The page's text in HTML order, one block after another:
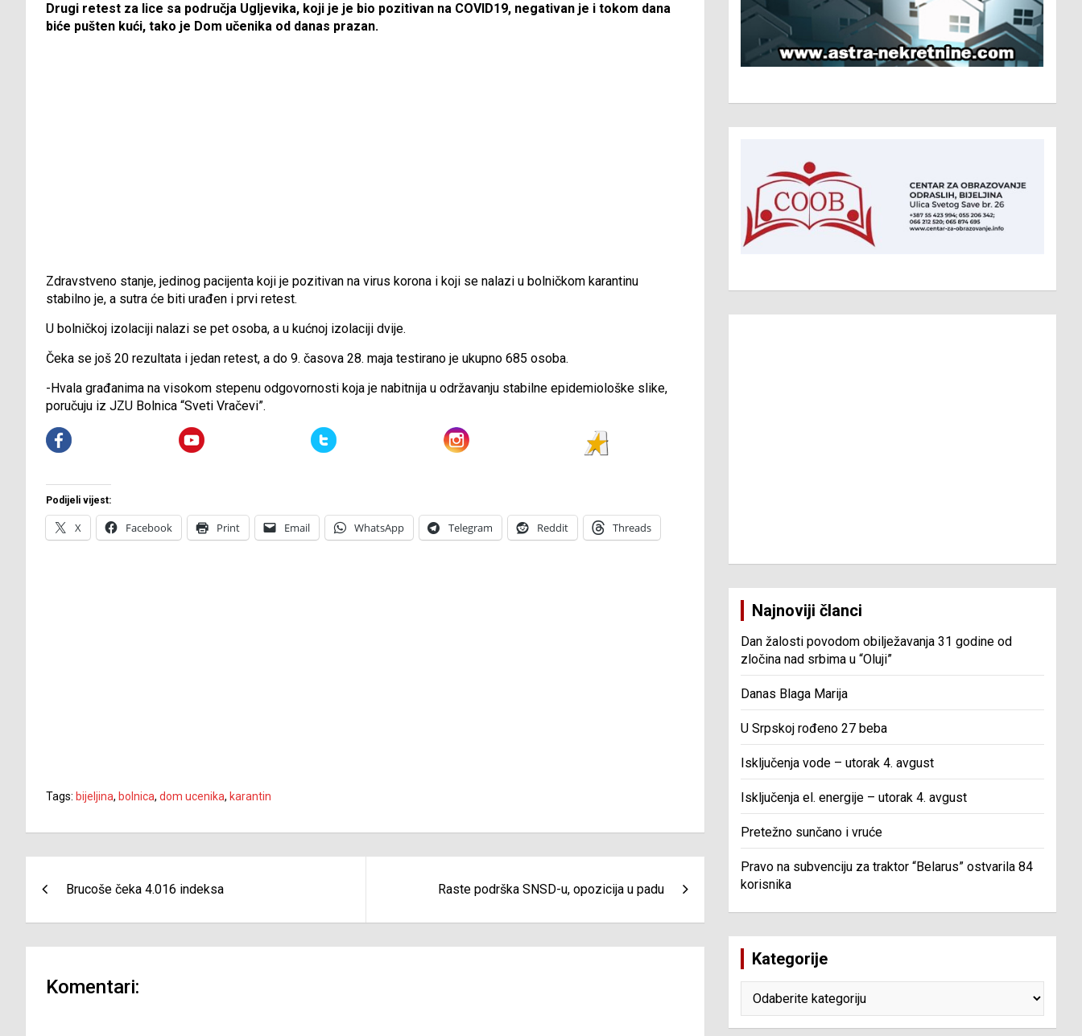
Drugi retest za lice sa područja Ugljevika, koji je je bio pozitivan na COVID19, negativan je i tokom dana
biće pušten kući, tako je Dom učenika od danas prazan.
Zdravstveno stanje, jedinog pacijenta koji je pozitivan na virus korona i koji se nalazi u bolničkom karantinu
stabilno je, a sutra će biti urađen i prvi retest.
U bolničkoj izolaciji nalazi se pet osoba, a u kućnoj izolaciji dvije.
Čeka se još 20 rezultata i jedan retest, a do 9. časova 28. maja testirano je ukupno 685 osoba.
-Hvala građanima na visokom stepenu odgovornosti koja je nabitnija u održavanju stabilne epidemiološke slike,
poručuju iz JZU Bolnica “Sveti Vračevi”.
Podijeli vijest:
X Facebook Print Email WhatsApp Telegram Reddit Threads
Tags: bijeljina, bolnica, dom ucenika, karantin
članaka
Brucoše čeka 4.016 indeksa Raste podrška SNSD-u, opozicija u padu
Komentari:
Najnoviji članci
Dan žalosti povodom obilježavanja 31 godine od
zločina nad srbima u “Oluji”
Danas Blaga Marija
U Srpskoj rođeno 27 beba
Isključenja vode – utorak 4. avgust
Isključenja el. energije – utorak 4. avgust
Pretežno sunčano i vruće
Pravo na subvenciju za traktor “Belarus” ostvarila 84
korisnika
Kategorije